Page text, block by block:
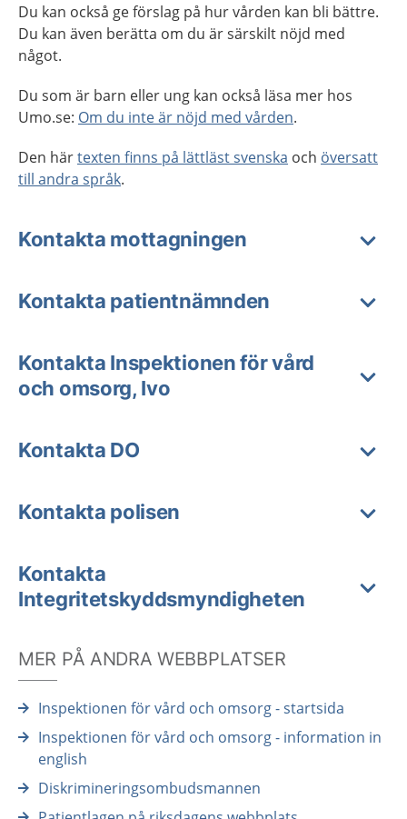
Du kan också ge förslag på hur vården kan bli bättre.
Du kan även berätta om du är särskilt nöjd med
något.
Du som är barn eller ung kan också läsa mer hos
Umo.se: Om du inte är nöjd med vården.
Den härtexten finns på lättläst svenska och översatt
till andra språk.
Kontakta mottagningen
Kontakta patientnämnden
Kontakta Inspektionen för vård
och omsorg, Ivo
Kontakta DO
Kontakta polisen
Kontakta
Integritetskyddsmyndigheten
MER PÅ ANDRA WEBBPLATSER
Inspektionen för vård och omsorg - startsida
Inspektionen för vård och omsorg - information in
english
Diskrimineringsombudsmannen